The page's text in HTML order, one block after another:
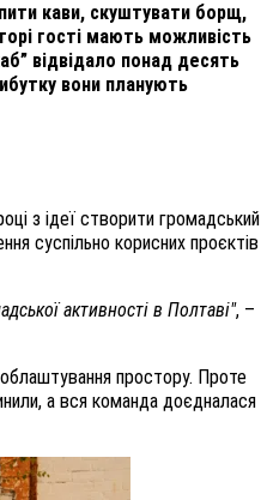
кави, скуштувати борщ,
гості мають можливість
відвідало понад десять
вони планують
з ідеї створити громадський
суспільно корисних проєктів
активності в Полтаві", –
простору. Проте
а вся команда доєдналася